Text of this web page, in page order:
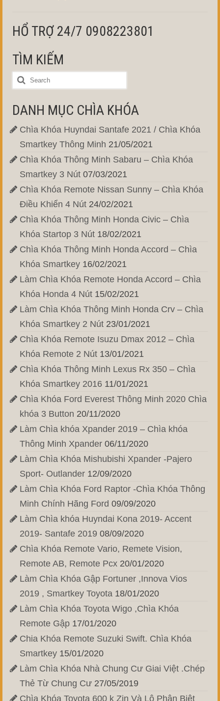
HỔ TRỢ 24/7 0908223801
TÌM KIẾM
DANH MỤC CHÌA KHÓA
Chìa Khóa Huyndai Santafe 2021 / Chìa Khóa
Smartkey Thông Minh 21/05/2021
Chìa Khóa Thông Minh Sabaru – Chìa Khóa
Smartkey 3 Nút 07/03/2021
Chìa Khóa Remote Nissan Sunny – Chìa Khóa
Điều Khiển 4 Nút 24/02/2021
Chìa Khóa Thông Minh Honda Civic – Chìa
Khóa Startop 3 Nút 18/02/2021
Chìa Khóa Thông Minh Honda Accord – Chìa
Khóa Smartkey 16/02/2021
Làm Chìa Khóa Remote Honda Accord – Chìa
Khóa Honda 4 Nút 15/02/2021
Làm Chìa Khóa Thông Minh Honda Crv – Chìa
Khóa Smartkey 2 Nút 23/01/2021
Chìa Khóa Remote Isuzu Dmax 2012 – Chìa
Khóa Remote 2 Nút 13/01/2021
Chìa Khóa Thông Minh Lexus Rx 350 – Chìa
Khóa Smartkey 2016 11/01/2021
Chìa Khóa Ford Everest Thông Minh 2020 Chìa
khóa 3 Button 20/11/2020
Làm Chìa khóa Xpander 2019 – Chìa khóa
Thông Minh Xpander 06/11/2020
Làm Chìa Khóa Mishubishi Xpander -Pajero
Sport- Outlander 12/09/2020
Làm Chìa Khóa Ford Raptor -Chìa Khóa Thông
Minh Chính Hãng Ford 09/09/2020
Làm Chìa khóa Huyndai Kona 2019- Accent
2019- Santafe 2019 08/09/2020
Chìa Khóa Remote Vario, Remete Vision,
Remote AB, Remote Pcx 20/01/2020
Làm Chìa Khóa Gập Fortuner ,Innova Vios
2019 , Smartkey Toyota 18/01/2020
Làm Chìa Khóa Toyota Wigo ,Chìa Khóa
Remote Gập 17/01/2020
Chia Khóa Remote Suzuki Swift. Chìa Khóa
Smartkey 15/01/2020
Làm Chìa Khóa Nhà Chung Cư Giai Việt .Chép
Thẻ Từ Chung Cư 27/05/2019
Chìa Khóa Toyota 600 k Zin Và Lô Phân Biệt